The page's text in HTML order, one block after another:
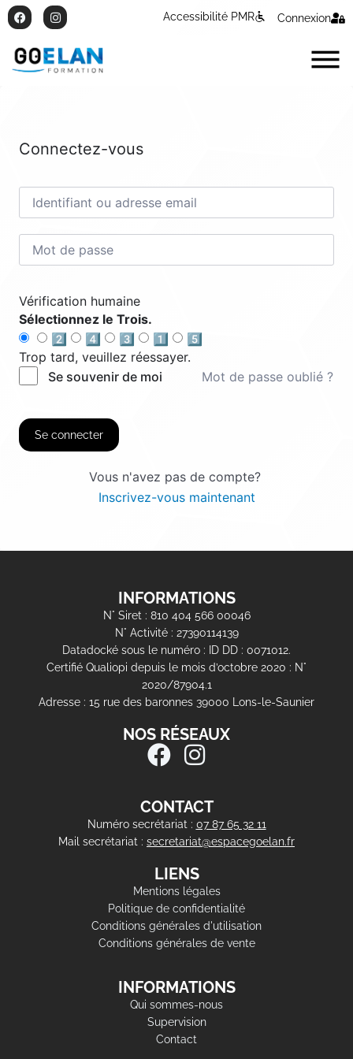
Accessibilité PMR Connexion
Connectez-vous
Vérification humaine
Sélectionnez le Trois.
2️⃣
4️⃣ 3️⃣ 1️⃣
5️⃣
Trop tard, veuillez réessayer.
Se souvenir de moi
Mot de passe oublié ?
Se connecter
Vous n'avez pas de compte?
Inscrivez-vous maintenant
INFORMATIONS
N° Siret : 810 404 566 00046
N° Activité : 27390114139
Datadocké sous le numéro : ID DD : 0071012.
Certifié Qualiopi depuis le mois d’octobre 2020 : N°
2020/87904.1
Adresse : 15 rue des baronnes 39000 Lons-le-Saunier
NOS RÉSEAUX
CONTACT
Numéro secrétariat : 07 87 65 32 11
Mail secrétariat : secretariat@espacegoelan.fr
LIENS
Mentions légales
Politique de confidentialité
Conditions générales d'utilisation
Conditions générales de vente
INFORMATIONS
Qui sommes-nous
Supervision
Contact